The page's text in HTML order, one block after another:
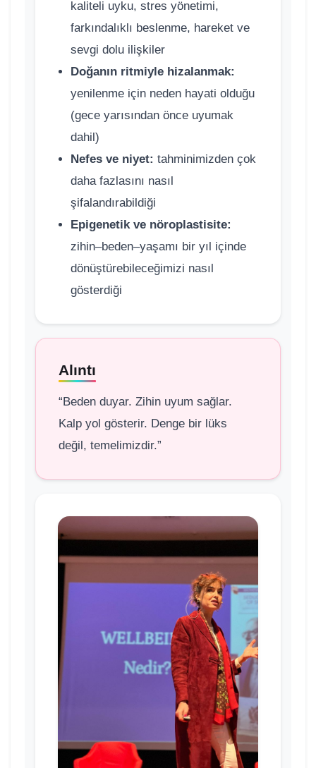
kaliteli uyku, stres yönetimi,
farkındalıklı beslenme, hareket ve
sevgi dolu ilişkiler
Doğanın ritmiyle hizalanmak:
yenilenme için neden hayati olduğu
(gece yarısından önce uyumak
dahil)
Nefes ve niyet: tahminimizden çok
daha fazlasını nasıl
şifalandırabildiği
Epigenetik ve nöroplastisite:
zihin–beden–yaşamı bir yıl içinde
dönüştürebileceğimizi nasıl
gösterdiği
Alıntı
“Beden duyar. Zihin uyum sağlar.
Kalp yol gösterir. Denge bir lüks
değil, temelimizdir.”